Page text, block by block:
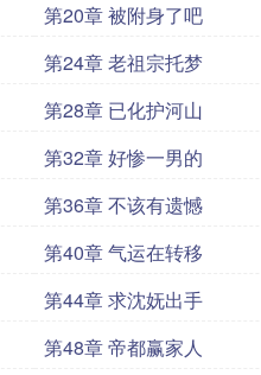
第20章 被附身了吧
第24章 老祖宗托梦
第28章 已化护河山
第32章 好惨一男的
第36章 不该有遗憾
第40章 气运在转移
第44章 求沈妩出手
第48章 帝都赢家人